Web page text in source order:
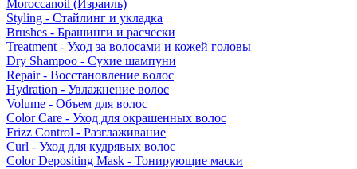
Moroccanoil (Израиль)
Styling - Стайлинг и укладка
Brushes - Брашинги и расчески
Treatment - Уход за волосами и кожей головы
Dry Shampoo - Сухие шампуни
Repair - Восстановление волос
Hydration - Увлажнение волос
Volume - Объем для волос
Color Care - Уход для окрашенных волос
Frizz Control - Разглаживание
Curl - Уход для кудрявых волос
Color Depositing Mask - Тонирующие маски